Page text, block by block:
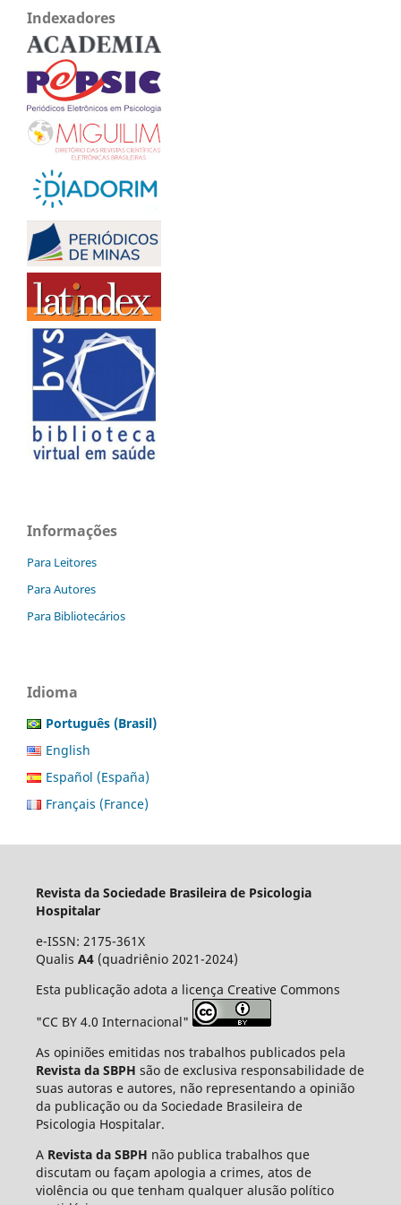
Indexadores
Informações
Para Leitores
Para Autores
Para Bibliotecários
Idioma
Português (Brasil)
English
Español (España)
Français (France)
Revista da Sociedade Brasileira de Psicologia
Hospitalar
e-ISSN: 2175-361X
Qualis A4(quadriênio 2021-2024)
Esta publicação adota a licença Creative Commons
"CC BY 4.0 Internacional"
As opiniões emitidas nos trabalhos publicados pela
Revista da SBPH são de exclusiva responsabilidade de
suas autoras e autores, não representando a opinião
da publicação ou da Sociedade Brasileira de
Psicologia Hospitalar.
A Revista da SBPH não publica trabalhos que
discutam ou façam apologia a crimes, atos de
violência ou que tenham qualquer alusão político